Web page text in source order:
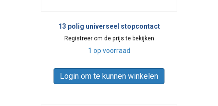
13 polig universeel stopcontact
Registreer om de prijs te bekijken
1 op voorraad
Login om te kunnen winkelen